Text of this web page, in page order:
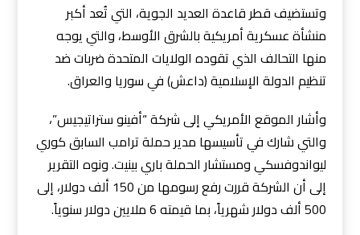
وتستضيف قطر قاعدة العديد الجوية، التي تُعد أكبر
منشأة عسكرية أمريكية بالشرق الأوسط، والتي يوجه
منها التحالف الذي تقوده الولايات المتحدة ضربات ضد
تنظيم الدولة الإسلامية (داعش) في سوريا والعراق.
وأشار الموقع الأمريكي إلى شركة “أفينو ستراتيجيس”،
والتي شارك في تأسيسها مدير حملة ترامب السابق كوري
ليواندوفسكي ومستشار الحملة باري بينيت. ونوه التقرير
إلى أن الشركة قررت رفع رسومها من 150 ألف دولار، إلى
500 ألف دولار شهرياً، بما قيمته 6 ملايين دولار سنوياً.